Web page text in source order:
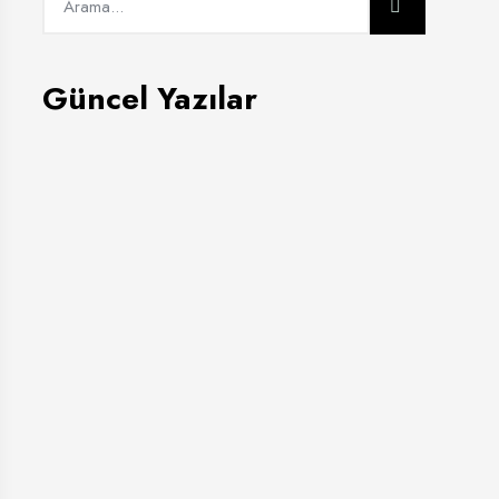
Güncel Yazılar